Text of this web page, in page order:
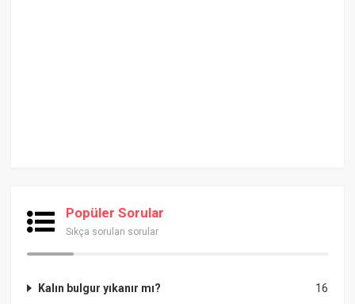
Popüler Sorular
Sıkça sorulan sorular
16
Kalın bulgur yıkanır mı?